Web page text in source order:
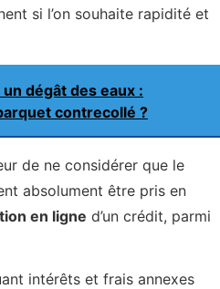
si l’on souhaite rapidité et
dégât des eaux :
contrecollé ?
de ne considérer que le
absolument être pris en
en ligne d’un crédit, parmi
intérêts et frais annexes